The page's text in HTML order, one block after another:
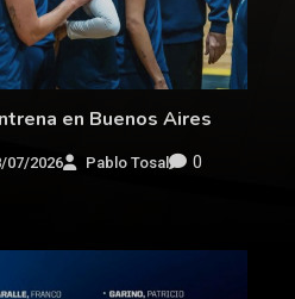
en Buenos Aires
07/2026 Pablo Tosal 0